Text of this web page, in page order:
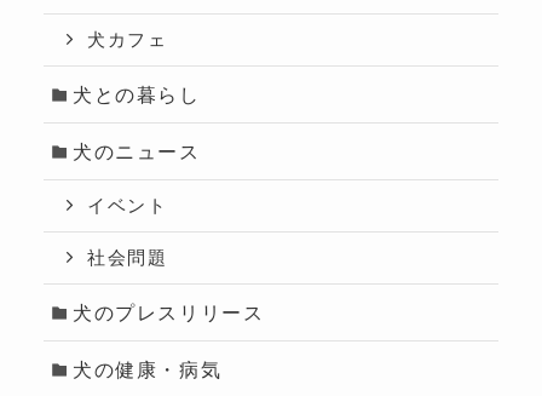
犬カフェ
犬との暮らし
犬のニュース
イベント
社会問題
犬のプレスリリース
犬の健康・病気